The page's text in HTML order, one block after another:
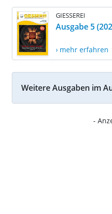
GIESSEREI
Ausgabe 5
› mehr erfahren
Weitere Ausgaben im
-